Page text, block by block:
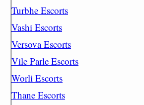
Turbhe Escorts
Vashi Escorts
Versova Escorts
Vile Parle Escorts
Worli Escorts
Thane Escorts